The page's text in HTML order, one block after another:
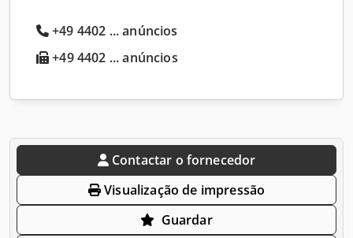
+49 4402 ... anúncios
+49 4402 ... anúncios
Contactar o fornecedor
Visualização de impressão
Guardar